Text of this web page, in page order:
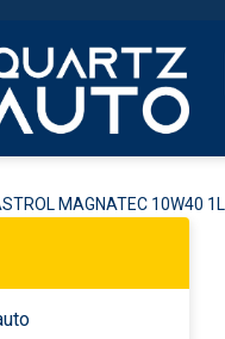
MAGNATEC 10W40 1L